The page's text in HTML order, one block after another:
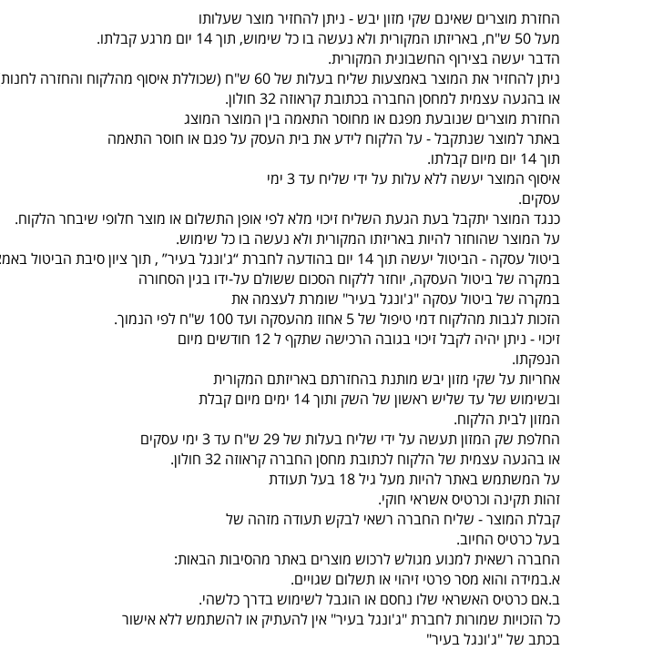
החזרת מוצרים שאינם שקי מזון יבש - ניתן להחזיר מוצר שעלותו
מעל 50 ש"ח, באריזתו המקורית ולא נעשה בו כל שימוש, תוך 14 יום מרגע קבלתו.
הדבר יעשה בצירוף החשבונית המקורית.
ניתן להחזיר את המוצר באמצעות שליח בעלות של 60 ש"ח (שכוללת איסוף מהלקוח והחזרה לחנות)
או בהגעה עצמית למחסן החברה בכתובת קראוזה 32 חולון.
החזרת מוצרים שנובעת מפגם או מחוסר התאמה בין המוצר המוצג
באתר למוצר שנתקבל - על הלקוח לידע את בית העסק על פגם או חוסר התאמה
תוך 14 יום מיום קבלתו.
איסוף המוצר יעשה ללא עלות על ידי שליח עד 3 ימי
עסקים.
כנגד המוצר יתקבל בעת הגעת השליח זיכוי מלא לפי אופן התשלום או מוצר חלופי שיבחר הלקוח.
על המוצר שהוחזר להיות באריזתו המקורית ולא נעשה בו כל שימוש.
ביטול עסקה - הביטול יעשה תוך 14 יום בהודעה לחברת “ג'ונגל בעיר” , תוך ציון סיבת הביטול באמצעות טלפון 077-5523309.
במקרה של ביטול העסקה, יוחזר ללקוח הסכום ששולם על-ידו בגין הסחורה
במקרה של ביטול עסקה "ג'ונגל בעיר" שומרת לעצמה את
הזכות לגבות מהלקוח דמי טיפול של 5 אחוז מהעסקה ועד 100 ש"ח לפי הנמוך.
זיכוי - ניתן יהיה לקבל זיכוי בגובה הרכישה שתקף ל 12 חודשים מיום
הנפקתו.
אחריות על שקי מזון יבש מותנת בהחזרתם באריזתם המקורית
ובשימוש של עד שליש ראשון של השק ותוך 14 ימים מיום קבלת
המזון לבית הלקוח.
החלפת שק המזון תעשה על ידי שליח בעלות של 29 ש"ח עד 3 ימי עסקים
או בהגעה עצמית של הלקוח לכתובת מחסן החברה קראוזה 32 חולון.
על המשתמש באתר להיות מעל גיל 18 בעל תעודת
זהות תקינה וכרטיס אשראי חוקי.
קבלת המוצר - שליח החברה רשאי לבקש תעודה מזהה של
בעל כרטיס החיוב.
החברה רשאית למנוע מגולש לרכוש מוצרים באתר מהסיבות הבאות:
א.במידה והוא מסר פרטי זיהוי או תשלום שגויים.
ב.אם כרטיס האשראי שלו נחסם או הוגבל לשימוש בדרך כלשהי.
כל הזכויות שמורות לחברת "ג'ונגל בעיר" אין להעתיק או להשתמש ללא אישור
בכתב של "ג'ונגל בעיר"